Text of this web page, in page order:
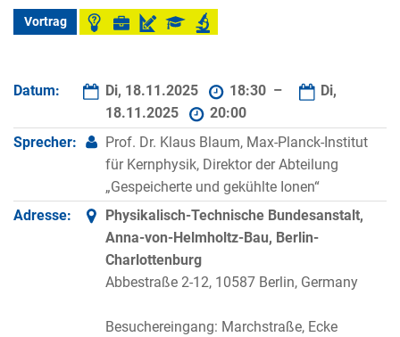
Vortrag
Datum: Di, 18.11.2025 18:30 –
Di,
18.11.2025
20:00
Sprecher:
Prof. Dr. Klaus Blaum, Max-Planck-Institut
für Kernphysik, Direktor der Abteilung
„Gespeicherte und gekühlte Ionen“
Adresse:
Physikalisch-Technische Bundesanstalt,
Anna-von-Helmholtz-Bau, Berlin-
Charlottenburg
Abbestraße 2-12, 10587 Berlin, Germany
Besuchereingang: Marchstraße, Ecke